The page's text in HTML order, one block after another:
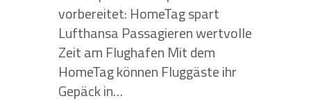
vorbereitet: HomeTag spart
Lufthansa Passagieren wertvolle
Zeit am Flughafen Mit dem
HomeTag können Fluggäste ihr
Gepäck in…